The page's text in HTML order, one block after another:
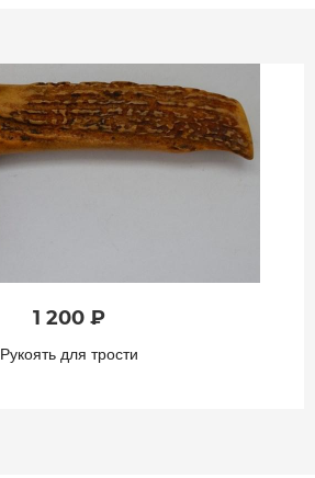
1 200 ₽
Рукоять для трости